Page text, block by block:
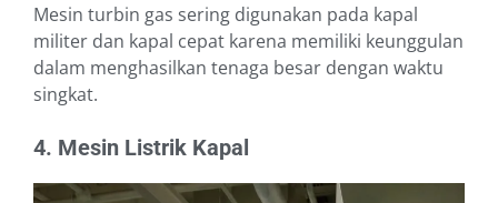
Mesin turbin gas sering digunakan pada kapal
militer dan kapal cepat karena memiliki keunggulan
dalam menghasilkan tenaga besar dengan waktu
singkat.
4. Mesin Listrik Kapal